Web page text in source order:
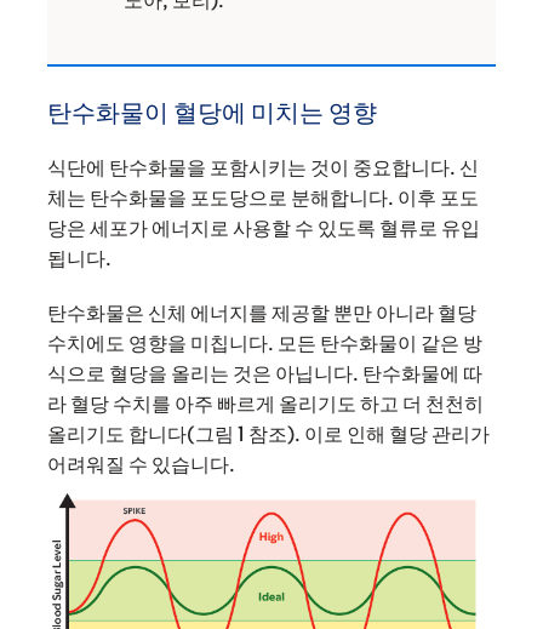
탄수화물이 혈당에 미치는 영향
식단에 탄수화물을 포함시키는 것이 중요합니다. 신
체는 탄수화물을 포도당으로 분해합니다. 이후 포도
당은 세포가 에너지로 사용할 수 있도록 혈류로 유입
됩니다.
탄수화물은 신체 에너지를 제공할 뿐만 아니라 혈당
수치에도 영향을 미칩니다. 모든 탄수화물이 같은 방
식으로 혈당을 올리는 것은 아닙니다. 탄수화물에 따
라 혈당 수치를 아주 빠르게 올리기도 하고 더 천천히
올리기도 합니다(그림 1 참조). 이로 인해 혈당 관리가
어려워질 수 있습니다.